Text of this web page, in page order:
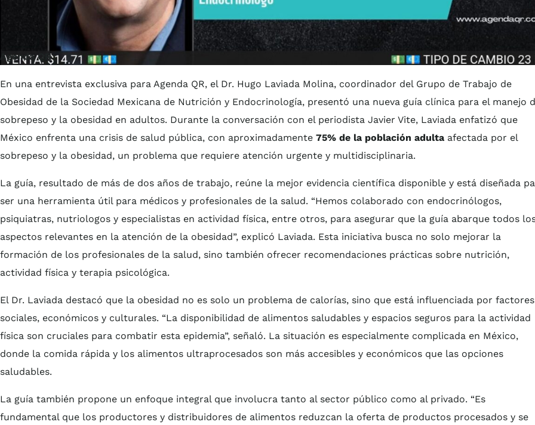
Agenda QR
En una entrevista exclusiva para Agenda QR, el Dr. Hugo Laviada Molina, coordinador del Grupo de Trabajo de
Obesidad de la Sociedad Mexicana de Nutrición y Endocrinología, presentó una nueva guía clínica para el manejo
sobrepeso y la obesidad en adultos. Durante la conversación con el periodista Javier Vite, Laviada enfatizó que
México enfrenta una crisis de salud pública, con aproximadamente 75% de la población adulta afectada por el
sobrepeso y la obesidad, un problema que requiere atención urgente y multidisciplinaria.
La guía, resultado de más de dos años de trabajo, reúne la mejor evidencia científica disponible y está diseñada
ser una herramienta útil para médicos y profesionales de la salud. “Hemos colaborado con endocrinólogos,
psiquiatras, nutriologos y especialistas en actividad física, entre otros, para asegurar que la guía abarque todos
aspectos relevantes en la atención de la obesidad”, explicó Laviada. Esta iniciativa busca no solo mejorar la
formación de los profesionales de la salud, sino también ofrecer recomendaciones prácticas sobre nutrición,
actividad física y terapia psicológica.
El Dr. Laviada destacó que la obesidad no es solo un problema de calorías, sino que está influenciada por factores
sociales, económicos y culturales. “La disponibilidad de alimentos saludables y espacios seguros para la actividad
física son cruciales para combatir esta epidemia”, señaló. La situación es especialmente complicada en México,
donde la comida rápida y los alimentos ultraprocesados son más accesibles y económicos que las opciones
saludables.
La guía también propone un enfoque integral que involucra tanto al sector público como al privado. “Es
fundamental que los productores y distribuidores de alimentos reduzcan la oferta de productos procesados y se